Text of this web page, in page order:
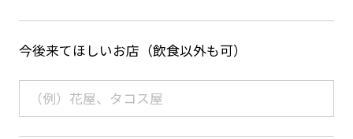
今後来てほしいお店（飲食以外も可）